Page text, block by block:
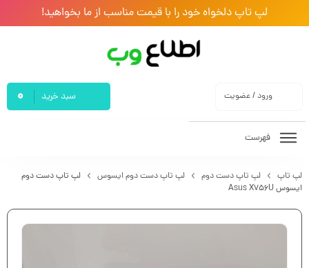
لپ تاپ دلخواه خود را با قیمت مناسب از ما بخواهید!
ورود / عضویت سبد خرید 0
فهرست
لپ تاپ لپ تاپ دست دوم لپ تاپ دست دوم ایسوس
لپ تاپ دست دوم
ایسوس Asus X756U